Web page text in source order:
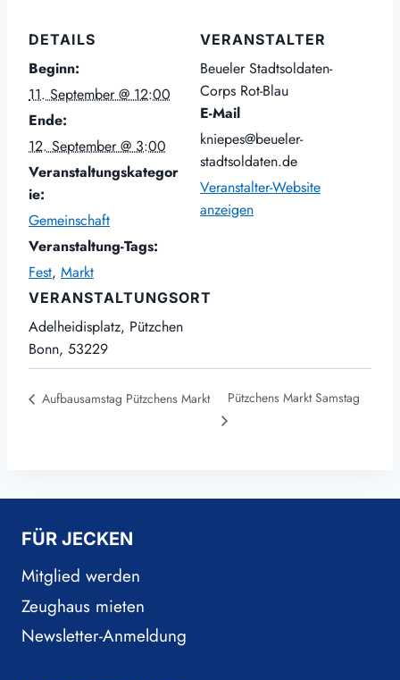
DETAILS
Beginn:
11. September @ 12:00
Ende:
12. September @ 3:00
Veranstaltungskategor
ie:
Gemeinschaft
Veranstaltung-Tags:
Fest, Markt
VERANSTALTUNGSORT
Adelheidisplatz, Pützchen
Bonn, 53229
VERANSTALTER
Beueler Stadtsoldaten-
Corps Rot-Blau
E-Mail
kniepes@beueler-
stadtsoldaten.de
Veranstalter-Website
anzeigen
Aufbausamstag Pützchens Markt Pützchens Markt Samstag
FÜR JECKEN
Mitglied werden
Zeughaus mieten
Newsletter-Anmeldung